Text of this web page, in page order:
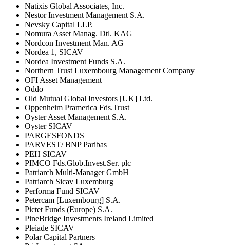
Natixis Global Associates, Inc.
Nestor Investment Management S.A.
Nevsky Capital LLP.
Nomura Asset Manag. Dtl. KAG
Nordcon Investment Man. AG
Nordea 1, SICAV
Nordea Investment Funds S.A.
Northern Trust Luxembourg Management Company
OFI Asset Management
Oddo
Old Mutual Global Investors [UK] Ltd.
Oppenheim Pramerica Fds.Trust
Oyster Asset Management S.A.
Oyster SICAV
PARGESFONDS
PARVEST/ BNP Paribas
PEH SICAV
PIMCO Fds.Glob.Invest.Ser. plc
Patriarch Multi-Manager GmbH
Patriarch Sicav Luxemburg
Performa Fund SICAV
Petercam [Luxembourg] S.A.
Pictet Funds (Europe) S.A.
PineBridge Investments Ireland Limited
Pleiade SICAV
Polar Capital Partners